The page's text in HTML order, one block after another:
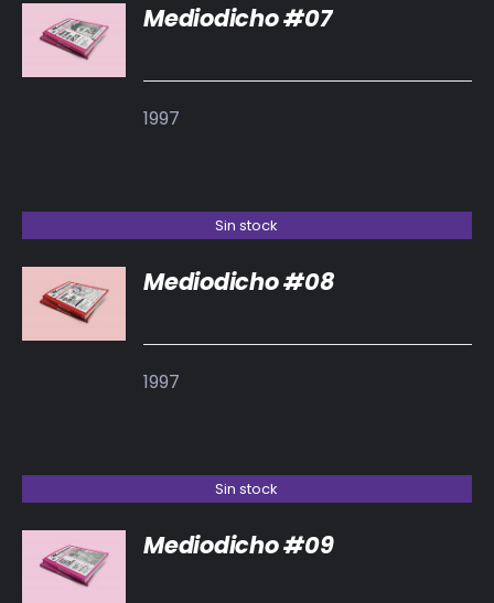
DETALLES
Mediodicho #07
1997
Sin stock
DETALLES
Mediodicho #08
1997
Sin stock
DETALLES
Mediodicho #09